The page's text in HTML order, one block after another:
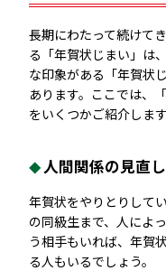
長期にわたって続けて
る「年賀状じまい」は
な印象がある「年賀状
あります。ここでは、
をいくつかご紹介します
人間関係の見直し
年賀状をやりとりして
の同級生まで、人によ
う相手もいれば、年賀
る人もいるでしょう。